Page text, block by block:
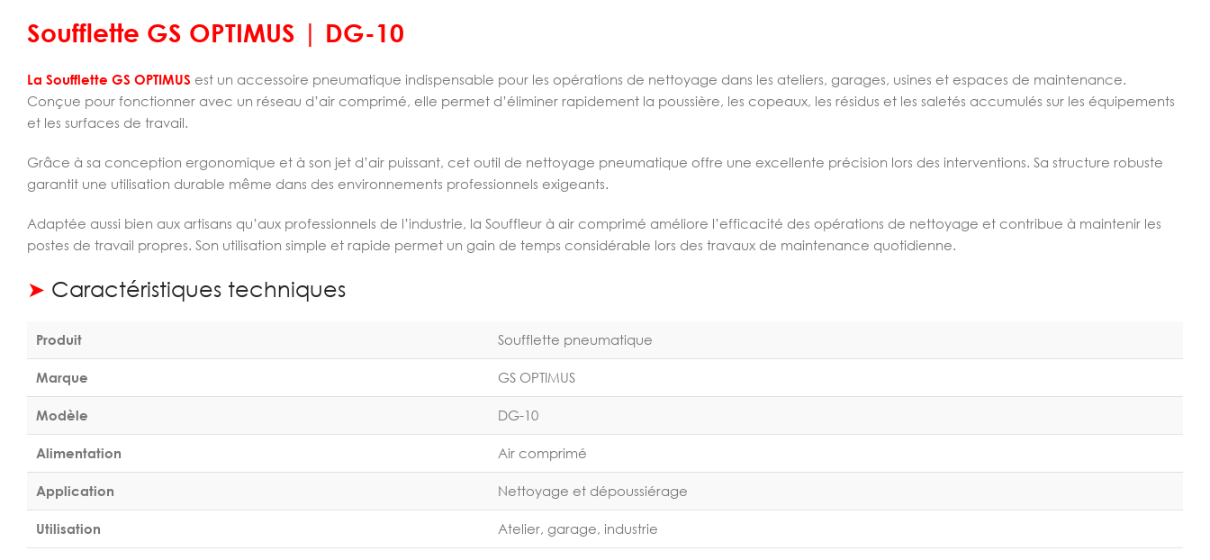
Soufflette GS OPTIMUS | DG-10
La Soufflette GS OPTIMUS est un accessoire pneumatique indispensable pour les opérations de nettoyage dans les ateliers, garages, usines et espaces de maintenance.
Conçue pour fonctionner avec un réseau d’air comprimé, elle permet d’éliminer rapidement la poussière, les copeaux, les résidus et les saletés accumulés sur les équipements
et les surfaces de travail.
Grâce à sa conception ergonomique et à son jet d’air puissant, cet outil de nettoyage pneumatique offre une excellente précision lors des interventions. Sa structure robuste
garantit une utilisation durable même dans des environnements professionnels exigeants.
Adaptée aussi bien aux artisans qu’aux professionnels de l’industrie, la Souffleur à air comprimé améliore l’efficacité des opérations de nettoyage et contribue à maintenir les
postes de travail propres. Son utilisation simple et rapide permet un gain de temps considérable lors des travaux de maintenance quotidienne.
➤ Caractéristiques techniques
Produit Soufflette pneumatique
Marque GS OPTIMUS
Modèle DG-10
Alimentation Air comprimé
Application Nettoyage et dépoussiérage
Utilisation Atelier, garage, industrie